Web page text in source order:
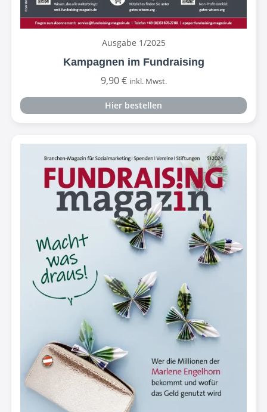
Ausgabe 1/2025
Kampagnen im Fundraising
9,90€ inkl. Mwst.
Hier bestellen